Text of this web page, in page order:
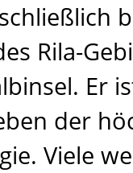
Rila-
Er
der
Viele